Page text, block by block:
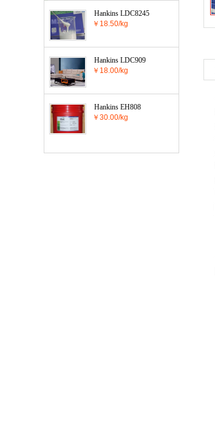
Hankins LDC8245
￥18.50/kg
Hankins LDC909
￥18.00/kg
Hankins EH808
￥30.00/kg